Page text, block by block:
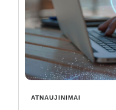
ATNAUJINIMAI